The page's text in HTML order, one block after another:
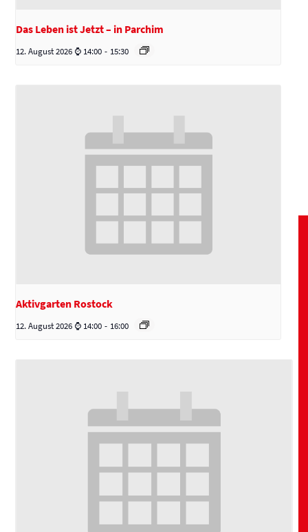
Das Leben ist Jetzt – in Parchim
12. August 2026 ⌚ 14:00 - 15:30
Aktivgarten Rostock
12. August 2026 ⌚ 14:00 - 16:00